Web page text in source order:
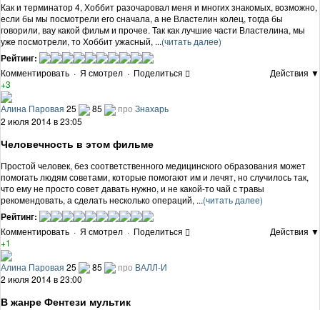
Как и терминатор 4, Хоббит разочаровал меня и многих знакомых, возможно,
если бы мы посмотрели его сначала, а не Властелин колец, тогда бы
говорили, вау какой фильм и прочее. Так как лучшие части Властелина, мы
уже посмотрели, то Хоббит ужасный, ...(читать далее)
Рейтинг:
Комментировать · Я смотрел · Поделиться
Действия ▼
+3
Алина Паровая 25 85 про Знахарь
2 июля 2014 в 23:05
Человечность в этом фильме
Простой человек, без соответственного медицинского образования может
помогать людям советами, которые помогают им и лечят, но случилось так,
что ему не просто совет давать нужно, и не какой-то чай с травы
рекомендовать, а сделать несколько операций, ...(читать далее)
Рейтинг:
Комментировать · Я смотрел · Поделиться
Действия ▼
+1
Алина Паровая 25 85 про ВАЛЛ-И
2 июля 2014 в 23:00
В жанре Фентези мультик